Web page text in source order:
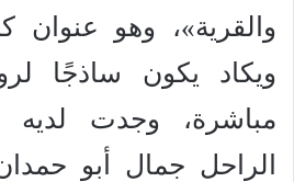
والقرية»، وهو عنوان
ويكاد يكون ساذجًا
مباشرة، وجدت لديه
الراحل جمال أبو